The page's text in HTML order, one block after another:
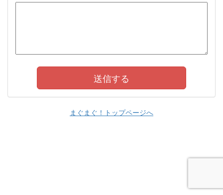
まぐまぐ！トップページへ